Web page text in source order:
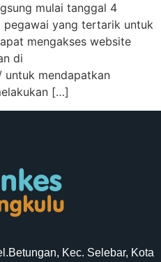
mulai tanggal 4
pegawai yang tertarik untuk
mengakses website
di
mendapatkan
[…]
Kec. Selebar, Kota